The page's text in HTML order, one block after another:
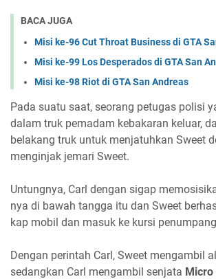
BACA JUGA
Misi ke-96 Cut Throat Business di GTA
Misi ke-99 Los Desperados di GTA San
Misi ke-98 Riot di GTA San Andreas
Pada suatu saat, seorang petugas polisi
dalam truk pemadam kebakaran keluar,
belakang truk untuk menjatuhkan Sweet
menginjak jemari Sweet.
Untungnya, Carl dengan sigap
nya di bawah tangga itu dan Sweet
kap mobil dan masuk ke kursi
Dengan perintah Carl, Sweet mengambil
sedangkan Carl mengambil senjata Micro